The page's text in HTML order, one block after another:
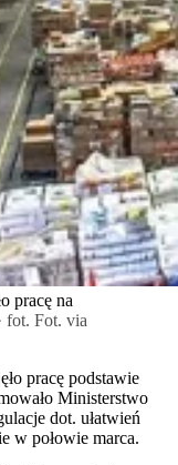
pracę na
· fot. Fot. via
pracę podstawie
Ministerstwo
dot. ułatwień
w połowie marca.